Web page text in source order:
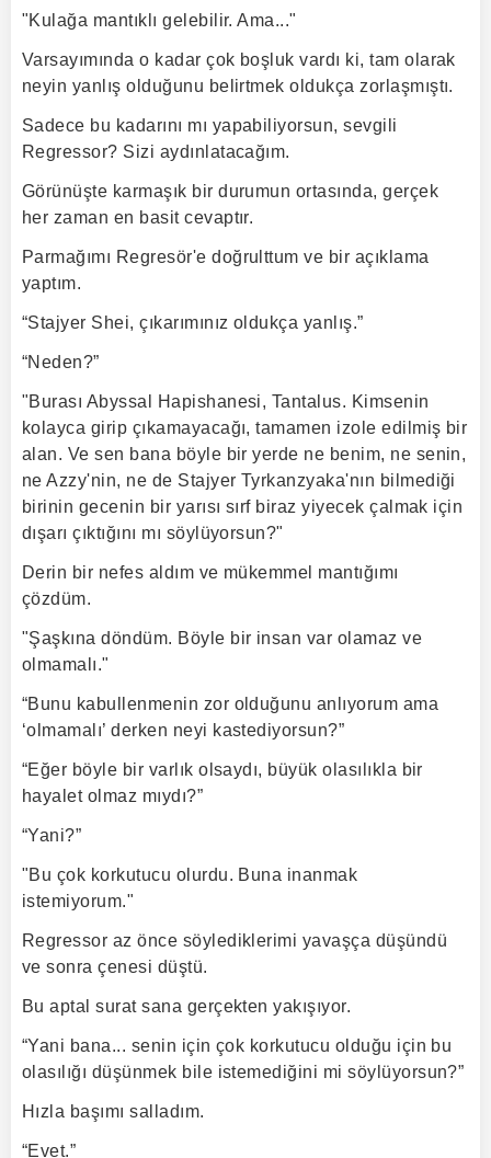
"Kulağa mantıklı gelebilir. Ama..."
Varsayımında o kadar çok boşluk vardı ki, tam olarak
neyin yanlış olduğunu belirtmek oldukça zorlaşmıştı.
Sadece bu kadarını mı yapabiliyorsun, sevgili
Regressor? Sizi aydınlatacağım.
Görünüşte karmaşık bir durumun ortasında, gerçek
her zaman en basit cevaptır.
Parmağımı Regresör'e doğrulttum ve bir açıklama
yaptım.
“Stajyer Shei, çıkarımınız oldukça yanlış.”
“Neden?”
"Burası Abyssal Hapishanesi, Tantalus. Kimsenin
kolayca girip çıkamayacağı, tamamen izole edilmiş bir
alan. Ve sen bana böyle bir yerde ne benim, ne senin,
ne Azzy'nin, ne de Stajyer Tyrkanzyaka'nın bilmediği
birinin gecenin bir yarısı sırf biraz yiyecek çalmak için
dışarı çıktığını mı söylüyorsun?"
Derin bir nefes aldım ve mükemmel mantığımı
çözdüm.
"Şaşkına döndüm. Böyle bir insan var olamaz ve
olmamalı."
“Bunu kabullenmenin zor olduğunu anlıyorum ama
‘olmamalı’ derken neyi kastediyorsun?”
“Eğer böyle bir varlık olsaydı, büyük olasılıkla bir
hayalet olmaz mıydı?”
“Yani?”
"Bu çok korkutucu olurdu. Buna inanmak
istemiyorum."
Regressor az önce söylediklerimi yavaşça düşündü
ve sonra çenesi düştü.
Bu aptal surat sana gerçekten yakışıyor.
“Yani bana... senin için çok korkutucu olduğu için bu
olasılığı düşünmek bile istemediğini mi söylüyorsun?”
Hızla başımı salladım.
“Evet.”